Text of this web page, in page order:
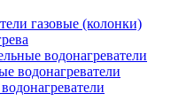
газовые (колонки)
водонагреватели
водонагреватели